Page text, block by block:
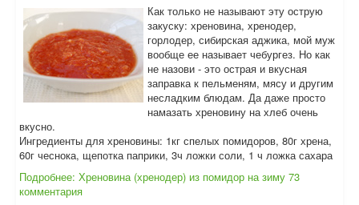
Как только не называют эту острую
закуску: хреновина, хренодер,
горлодер, сибирская аджика, мой муж
вообще ее называет чебургез. Но как
не назови - это острая и вкусная
заправка к пельменям, мясу и другим
несладким блюдам. Да даже просто
намазать хреновину на хлеб очень
вкусно.
Ингредиенты для хреновины: 1кг спелых помидоров, 80г хрена,
60г чеснока, щепотка паприки, 3ч ложки соли, 1 ч ложка сахара
Подробнее: Хреновина (хренодер) из помидор на зиму 73
комментария